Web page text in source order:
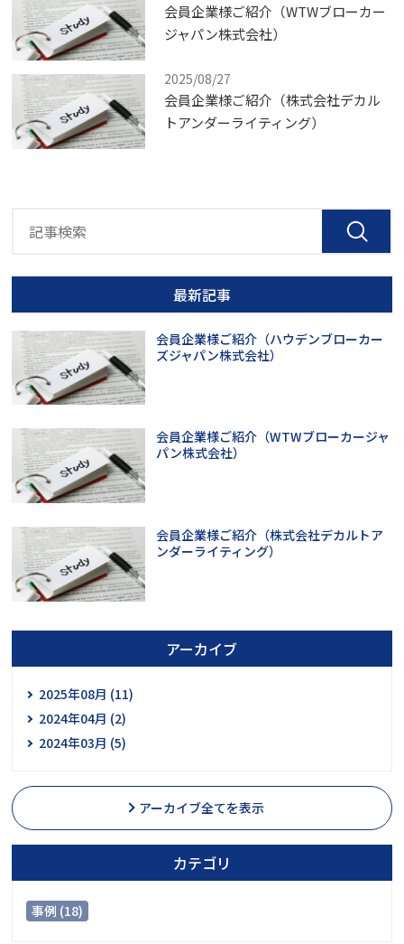
会員企業様ご紹介（WTWブローカー
ジャパン株式会社）
2025/08/27
会員企業様ご紹介（株式会社デカル
トアンダーライティング）
最新記事
会員企業様ご紹介（ハウデンブローカー
ズジャパン株式会社）
会員企業様ご紹介（WTWブローカージャ
パン株式会社）
会員企業様ご紹介（株式会社デカルトア
ンダーライティング）
アーカイブ
2025年08月 (11)
2024年04月 (2)
2024年03月 (5)
アーカイブ全てを表示
カテゴリ
事例 (18)